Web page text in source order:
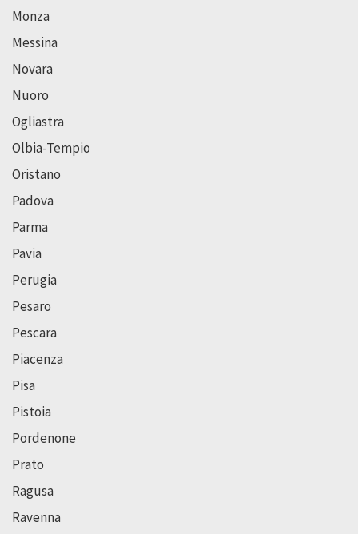
Monza
Messina
Novara
Nuoro
Ogliastra
Olbia-Tempio
Oristano
Padova
Parma
Pavia
Perugia
Pesaro
Pescara
Piacenza
Pisa
Pistoia
Pordenone
Prato
Ragusa
Ravenna